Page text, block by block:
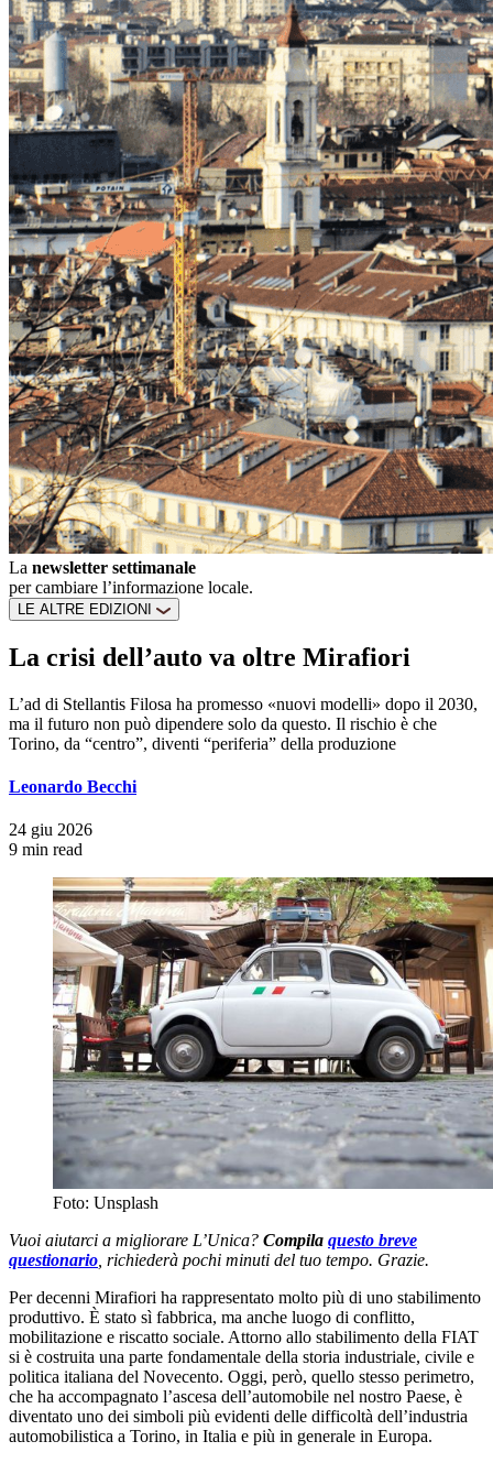
La newsletter settimanale
per cambiare l’informazione locale.
LE ALTRE EDIZIONI
La crisi dell’auto va oltre Mirafiori
L’ad di Stellantis Filosa ha promesso «nuovi modelli» dopo il 2030,
ma il futuro non può dipendere solo da questo. Il rischio è che
Torino, da “centro”, diventi “periferia” della produzione
Leonardo Becchi
24 giu 2026
9 min read
Foto: Unsplash
Vuoi aiutarci a migliorare L’Unica? Compila questo breve
questionario , richiederà pochi minuti del tuo tempo. Grazie.
Per decenni Mirafiori ha rappresentato molto più di uno stabilimento
produttivo. È stato sì fabbrica, ma anche luogo di conflitto,
mobilitazione e riscatto sociale. Attorno allo stabilimento della FIAT
si è costruita una parte fondamentale della storia industriale, civile e
politica italiana del Novecento. Oggi, però, quello stesso perimetro,
che ha accompagnato l’ascesa dell’automobile nel nostro Paese, è
diventato uno dei simboli più evidenti delle difficoltà dell’industria
automobilistica a Torino, in Italia e più in generale in Europa.